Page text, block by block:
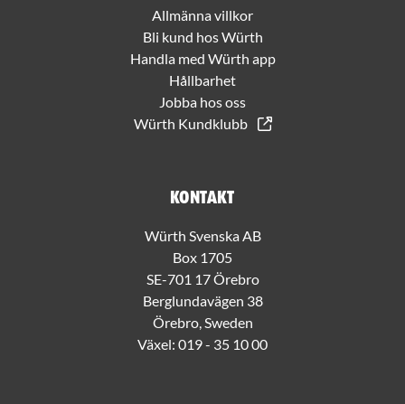
Allmänna villkor
Bli kund hos Würth
Handla med Würth app
Hållbarhet
Jobba hos oss
Würth Kundklubb
Kontakt
Würth Svenska AB
Box 1705
SE-701 17 Örebro
Berglundavägen 38
Örebro, Sweden
Växel: 019 - 35 10 00